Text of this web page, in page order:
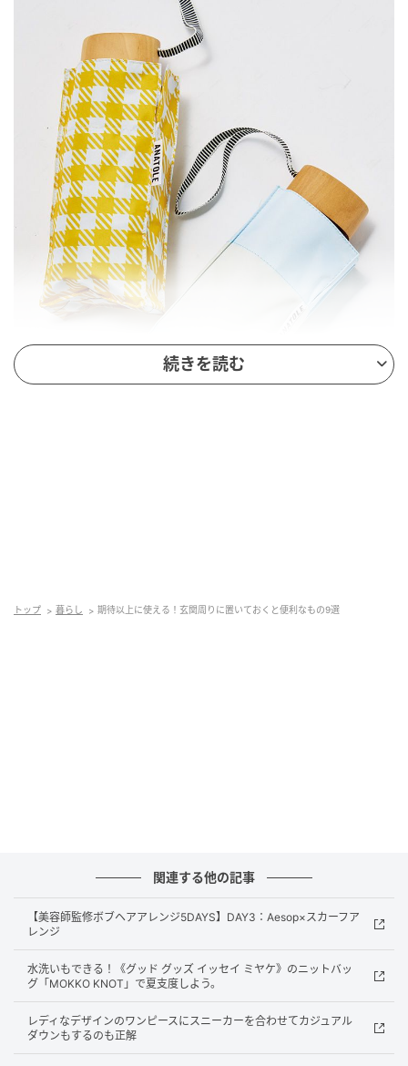
紫外線99.9%カット、遮熱効果、遮光100%の日傘は、
続きを読む
トップ 暮らし 期待以上に使える！玄関周りに置いておくと便利なもの9選
関連する他の記事
【美容師監修ボブヘアアレンジ5DAYS】DAY3：Aesop×スカーフア
レンジ
水洗いもできる！《グッド グッズ イッセイ ミヤケ》のニットバッ
グ「MOKKO KNOT」で夏支度しよう。
レディなデザインのワンピースにスニーカーを合わせてカジュアル
ダウンもするのも正解